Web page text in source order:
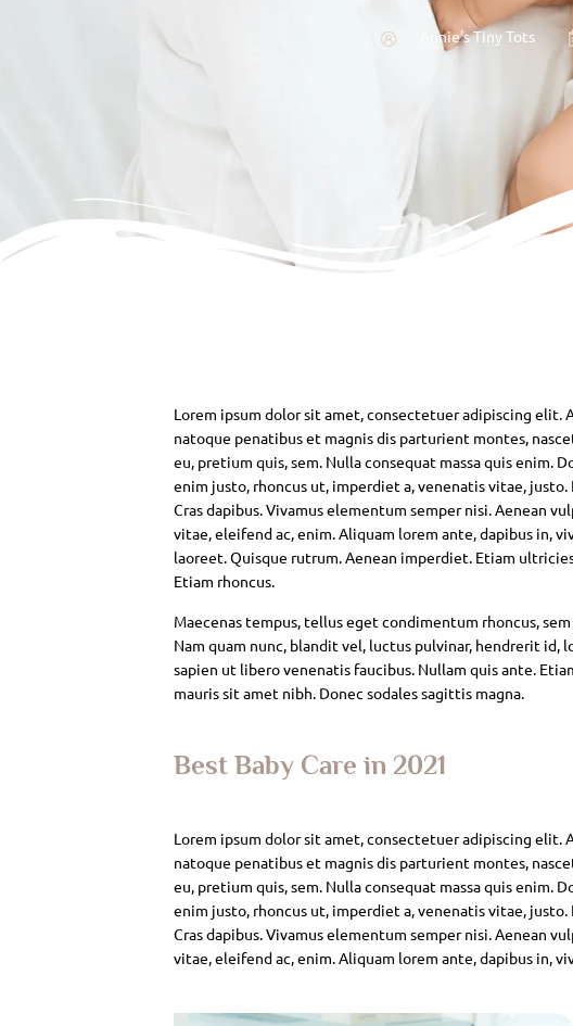
Annie's Tiny Tots
Lorem ipsum dolor sit amet, consectetuer adipiscing elit.
natoque penatibus et magnis dis parturient montes,
eu, pretium quis, sem. Nulla consequat massa quis enim.
enim justo, rhoncus ut, imperdiet a, venenatis vitae,
Cras dapibus. Vivamus elementum semper nisi. Aenean
vitae, eleifend ac, enim. Aliquam lorem ante, dapibus in,
laoreet. Quisque rutrum. Aenean imperdiet. Etiam
Etiam rhoncus.
Maecenas tempus, tellus eget condimentum rhoncus,
Nam quam nunc, blandit vel, luctus pulvinar, hendrerit
sapien ut libero venenatis faucibus. Nullam quis ante.
mauris sit amet nibh. Donec sodales sagittis magna.
Best Baby Care in 2021
Lorem ipsum dolor sit amet, consectetuer adipiscing elit.
natoque penatibus et magnis dis parturient montes,
eu, pretium quis, sem. Nulla consequat massa quis enim.
enim justo, rhoncus ut, imperdiet a, venenatis vitae,
Cras dapibus. Vivamus elementum semper nisi. Aenean
vitae, eleifend ac, enim. Aliquam lorem ante, dapibus in,